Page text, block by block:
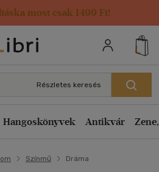
most csak 1499 Ft!
adatai
Részletes keresés
Hangoskönyvek Antikvár
Színmű Dráma